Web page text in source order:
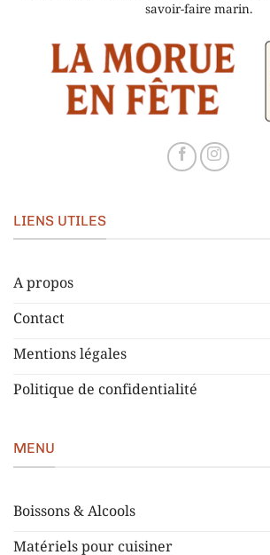
savoir-faire marin.
LIENS UTILES
A propos
Contact
Mentions légales
Politique de confidentialité
MENU
Boissons & Alcools
Matériels pour cuisiner